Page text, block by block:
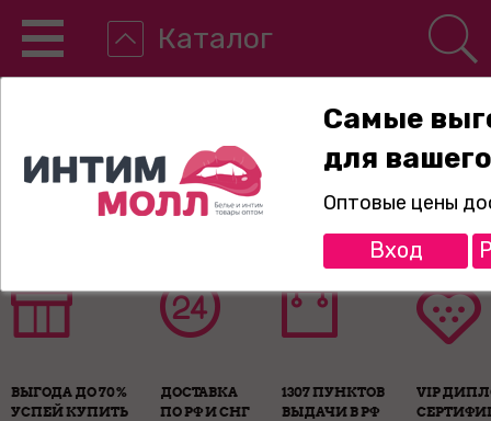
Каталог
8-800-775-89-65
ВЫГОДА ДО 70%
УСПЕЙ КУПИТЬ
ДОСТАВКА
ПО РФ И СНГ
1307 ПУНКТОВ
ВЫДАЧИ В РФ
VIP
Самые
для
Оптовые цены
Вход